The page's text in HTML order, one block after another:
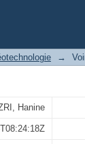
→
Hanine